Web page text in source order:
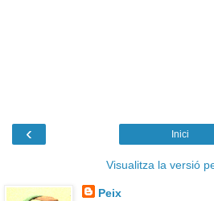
‹ Inici
Visualitza la versió
Peix